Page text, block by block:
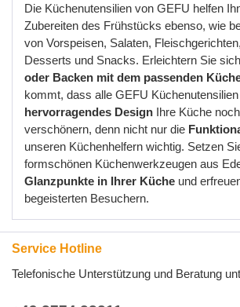
Die Küchenutensilien von GEFU helfen
Zubereiten des Frühstücks ebenso, wie
von Vorspeisen, Salaten,
Desserts und Snacks. Erleichtern Sie
oder Backen mit dem passenden
kommt, dass alle GEFU
hervorragendes Design Ihre Küche
verschönern, denn nicht nur die
unseren Küchenhelfern wichtig. Setzen
formschönen Küchenwerkzeugen aus
Glanzpunkte in Ihrer Küche und
begeisterten Besuchern.
Service Hotline
Telefonische Unterstützung und Beratung